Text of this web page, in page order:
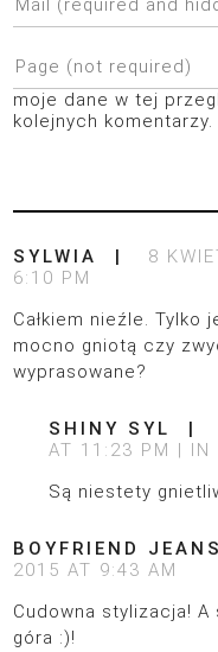
moje dane w tej
kolejnych komentarzy.
SYLWIA
8
6:10 PM
Całkiem nieźle. Tylko
mocno gniotą czy
wyprasowane?
SHINY SYL
AT 11:23 PM
Są niestety
BOYFRIEND JEANS
2015 AT 9:43 AM
Cudowna stylizacja!
góra :)!